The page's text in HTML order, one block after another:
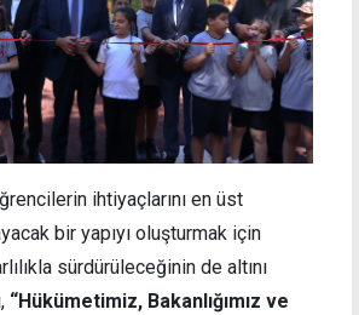
ihtiyaçlarını en üst
bir yapıyı oluşturmak için
sürdürüleceğinin de altını
“Hükümetimiz, Bakanlığımız ve